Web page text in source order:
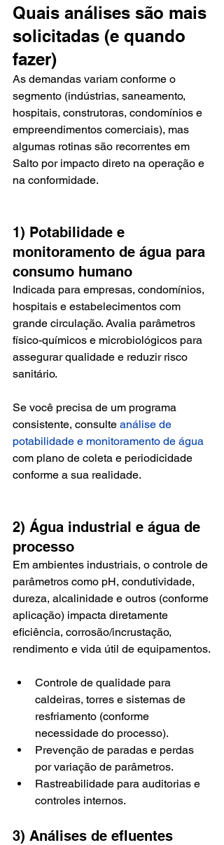
Quais análises são mais
solicitadas (e quando
fazer)
As demandas variam conforme o
segmento (indústrias, saneamento,
hospitais, construtoras, condomínios e
empreendimentos comerciais), mas
algumas rotinas são recorrentes em
Salto por impacto direto na operação e
na conformidade.
1) Potabilidade e
monitoramento de água para
consumo humano
Indicada para empresas, condomínios,
hospitais e estabelecimentos com
grande circulação. Avalia parâmetros
físico-químicos e microbiológicos para
assegurar qualidade e reduzir risco
sanitário.
Se você precisa de um programa
consistente, consulte análise de
potabilidade e monitoramento de água
com plano de coleta e periodicidade
conforme a sua realidade.
2) Água industrial e água de
processo
Em ambientes industriais, o controle de
parâmetros como pH, condutividade,
dureza, alcalinidade e outros (conforme
aplicação) impacta diretamente
eficiência, corrosão/incrustação,
rendimento e vida útil de equipamentos.
Controle de qualidade para
caldeiras, torres e sistemas de
resfriamento (conforme
necessidade do processo).
Prevenção de paradas e perdas
por variação de parâmetros.
Rastreabilidade para auditorias e
controles internos.
3) Análises de efluentes